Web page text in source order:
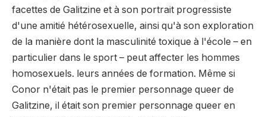
facettes de Galitzine et à son portrait progressiste
d'une amitié hétérosexuelle, ainsi qu'à son exploration
de la manière dont la masculinité toxique à l'école – en
particulier dans le sport – peut affecter les hommes
homosexuels. leurs années de formation. Même si
Conor n'était pas le premier personnage queer de
Galitzine, il était son premier personnage queer en